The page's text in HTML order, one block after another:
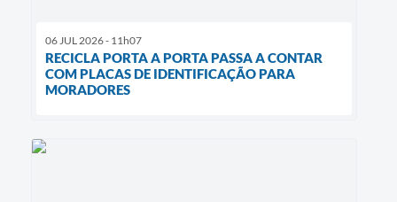
06 JUL 2026 - 11h07
RECICLA PORTA A PORTA PASSA A CONTAR
COM PLACAS DE IDENTIFICAÇÃO PARA
MORADORES